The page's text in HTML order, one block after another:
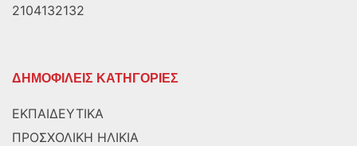
2104132132
ΔΗΜΟΦΙΛΕΙΣ ΚΑΤΗΓΟΡΙΕΣ
ΕΚΠΑΙΔΕΥΤΙΚΑ
ΠΡΟΣΧΟΛΙΚΗ ΗΛΙΚΙΑ